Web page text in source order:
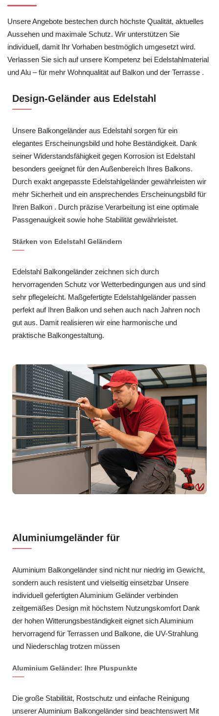
Unsere Angebote bestechen durch höchste Qualität, aktuelles
Aussehen und maximale Schutz. Wir unterstützen Sie
individuell, damit Ihr Vorhaben bestmöglich umgesetzt wird.
Verlassen Sie sich auf unsere Kompetenz bei Edelstahlmaterial
und Alu – für mehr Wohnqualität auf Balkon und der Terrasse .
Design-Geländer aus Edelstahl
Unsere Balkongeländer aus Edelstahl sorgen für ein
elegantes Erscheinungsbild und hohe Beständigkeit. Dank
seiner Widerstandsfähigkeit gegen Korrosion ist Edelstahl
besonders geeignet für den Außenbereich Ihres Balkons.
Durch exakt angepasste Edelstahlgeländer gewährleisten wir
mehr Sicherheit und ein ansprechendes Erscheinungsbild für
Ihren Balkon . Durch präzise Verarbeitung ist eine optimale
Passgenauigkeit sowie hohe Stabilität gewährleistet.
Stärken von Edelstahl Geländern
Edelstahl Balkongeländer zeichnen sich durch
hervorragenden Schutz vor Wetterbedingungen aus und sind
sehr pflegeleicht. Maßgefertigte Edelstahlgeländer passen
perfekt auf Ihren Balkon und sehen auch nach Jahren noch
gut aus. Damit realisieren wir eine harmonische und
praktische Balkongestaltung.
Aluminiumgeländer für
Aluminium Balkongeländer sind nicht nur niedrig im Gewicht,
sondern auch resistent und vielseitig einsetzbar Unsere
individuell gefertigten Aluminium Geländer verbinden
zeitgemäßes Design mit höchstem Nutzungskomfort Dank
der hohen Witterungsbeständigkeit eignet sich Aluminium
hervorragend für Terrassen und Balkone, die UV-Strahlung
und Niederschlag trotzen müssen
Aluminium Geländer: Ihre Pluspunkte
Die große Stabilität, Rostschutz und einfache Reinigung
unserer Aluminium Balkongeländer sind beachtenswert Mit